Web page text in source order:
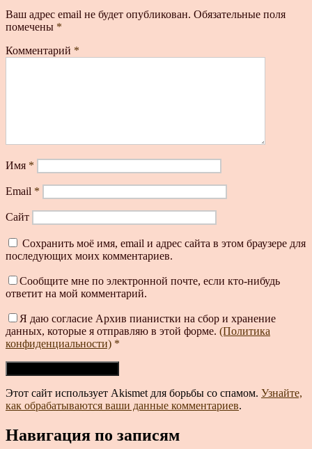
Ваш адрес email не будет опубликован. Обязательные поля
помечены *
Комментарий *
Имя *
Email *
Сайт
Сохранить моё имя, email и адрес сайта в этом браузере для
последующих моих комментариев.
Сообщите мне по электронной почте, если кто-нибудь
ответит на мой комментарий.
Я даю согласие Архив пианистки на сбор и хранение
данных, которые я отправляю в этой форме. (Политика
конфиденциальности) *
Этот сайт использует Akismet для борьбы со спамом. Узнайте,
как обрабатываются ваши данные комментариев.
Навигация по записям